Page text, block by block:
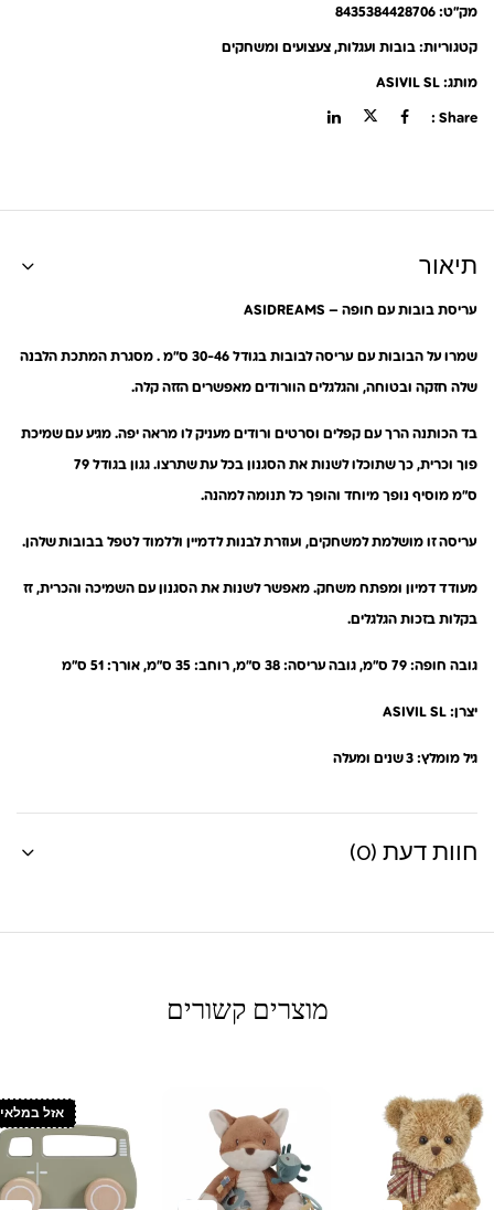
מק"ט: 8435384428706
קטגוריות: בובות ועגלות, צעצועים ומשחקים
מותג: ASIVIL SL
Share :
תיאור
עריסת בובות עם חופה – ASIDREAMS
שמרו על הבובות עם עריסה לבובות בגודל 30-46 ס”מ . מסגרת המתכת הלבנה
שלה חזקה ובטוחה, והגלגלים הוורודים מאפשרים הזזה קלה.
בד הכותנה הרךעם קפלים וסרטים ורודים מעניק לו מראה יפה. מגיע עם שמיכת
פוך וכרית, כך שתוכלו לשנות את הסגנון בכל עת שתרצו. גגון בגודל 79
ס”מ מוסיף נופך מיוחד והופך כל תנומה למהנה.
עריסה זו מושלמת למשחקים, ועוזרת לבנות לדמיין וללמוד לטפל בבובות שלהן.
מעודד דמיון ומפתח משחק. מאפשר לשנות את הסגנון עם השמיכה והכרית, זז
בקלות בזכות הגלגלים.
גובה חופה: 79 ס”מ, גובה עריסה: 38 ס”מ, רוחב: 35 ס”מ, אורך: 51 ס”מ
יצרן: ASIVIL SL
גיל מומלץ: 3 שנים ומעלה
חוות דעת (0)
מוצרים קשורים
אזל במלאי